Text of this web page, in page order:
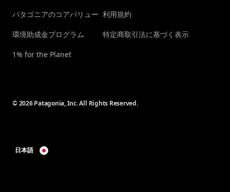
パタゴニアのコアバリュー
環境助成金プログラム
1% for the Planet
利用規約
特定商取引法に基づく表示
© 2026 Patagonia, Inc. All Rights Reserved.
日本語